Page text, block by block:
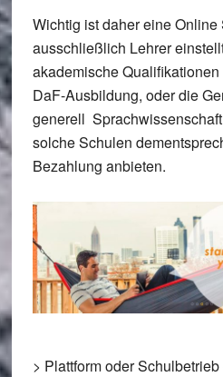
Wichtig ist daher eine
ausschließlich Lehrer
akademische
DaF-Ausbildung, oder die
generell
solche Schulen
Bezahlung anbieten.
> Plattform oder